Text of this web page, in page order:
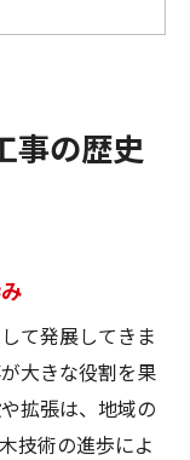
変えた理由
背景
土木力
工事の実情
事の歴史
て発展してきま
大きな役割を果
拡張は、地域の
技術の進歩によ